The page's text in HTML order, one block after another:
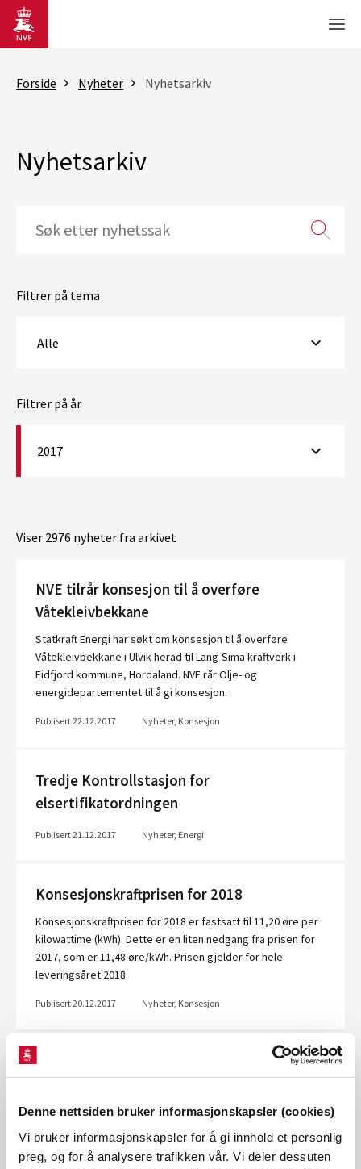
Denne nettsiden bruker informasjonskapsler (cookies)
Vi bruker informasjonskapsler for å gi innhold et personlig
preg, og for å analysere trafikken vår. Vi deler dessuten
Gå til hovedinnhold
Forside Nyheter Nyhetsarkiv
Nyhetsarkiv
Filtrer på tema
Alle
Filtrer på år
2017
Viser 2976 nyheter fra arkivet
NVE tilrår konsesjon til å overføre
Våtekleivbekkane
Statkraft Energi har søkt om konsesjon til å overføre
Våtekleivbekkane i Ulvik herad til Lang-Sima kraftverk i
Eidfjord kommune, Hordaland. NVE rår Olje- og
energidepartementet til å gi konsesjon.
Publisert 22.12.2017 Nyheter, Konsesjon
Tredje Kontrollstasjon for
elsertifikatordningen
Publisert 21.12.2017 Nyheter, Energi
Konsesjonskraftprisen for 2018
Konsesjonskraftprisen for 2018 er fastsatt til 11,20 øre per
kilowattime (kWh). Dette er en liten nedgang fra prisen for
2017, som er 11,48 øre/kWh. Prisen gjelder for hele
leveringsåret 2018
Publisert 20.12.2017 Nyheter, Konsesjon
Norge og Polen styrker nærings- og
for klima og energi
Samarbeidsavtalen ble underskrevet i Warszawa 20.
desember, og innebærer at det gjennom EØS-midlene er